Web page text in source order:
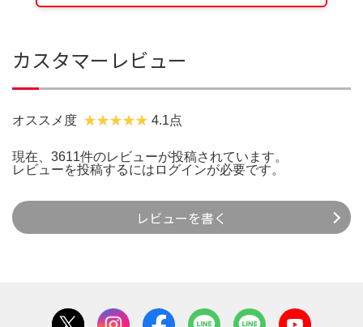
カスタマーレビュー
オススメ度 4.1点
現在、3611件のレビューが投稿されています。
レビューを投稿するには ログインが必要です。
レビューを書く